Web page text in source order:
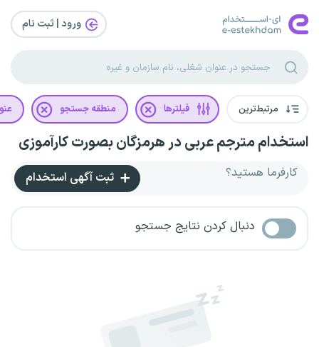
ورود | ثبت‌ نام
مرتبط‌ترین فیلترها منطقه جستجو
استخدام مترجم عربی در هرمزگان بصورت کارآموزی
کارفرما هستید؟ ثبت آگهی استخدام
دنبال کردن نتایج جستجو